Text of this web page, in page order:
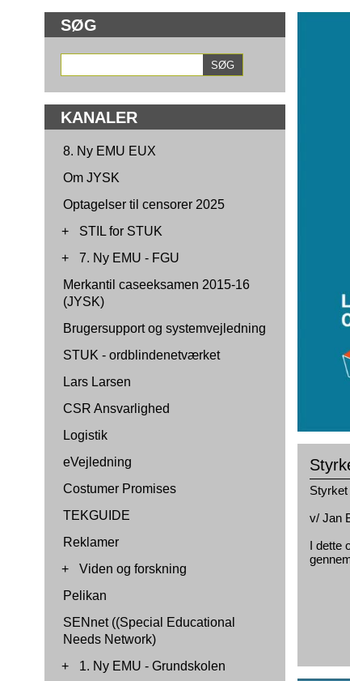
SØG
KANALER
8. Ny EMU EUX
Om JYSK
Optagelser til censorer 2025
+
STIL for STUK
+
7. Ny EMU - FGU
Merkantil caseeksamen 2015-16
(JYSK)
Brugersupport og systemvejledning
STUK - ordblindenetværket
Lars Larsen
CSR Ansvarlighed
Logistik
eVejledning
Costumer Promises
TEKGUIDE
Reklamer
+
Viden og forskning
Pelikan
SENnet ((Special Educational
Needs Network)
+
1. Ny EMU - Grundskolen
v/ Jan
I dette